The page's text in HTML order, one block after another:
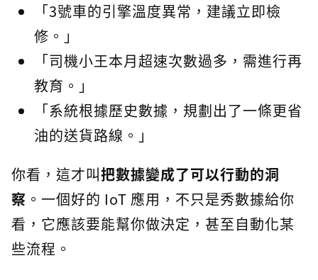
「3號車的引擎溫度異常，建議立即檢
修。」
「司機小王本月超速次數過多，需進行再
教育。」
「系統根據歷史數據，規劃出了一條更省
油的送貨路線。」
你看，這才叫把數據變成了可以行動的洞
察 。一個好的 IoT 應用，不只是秀數據給你
看，它應該要能幫你做決定，甚至自動化某
些流程。